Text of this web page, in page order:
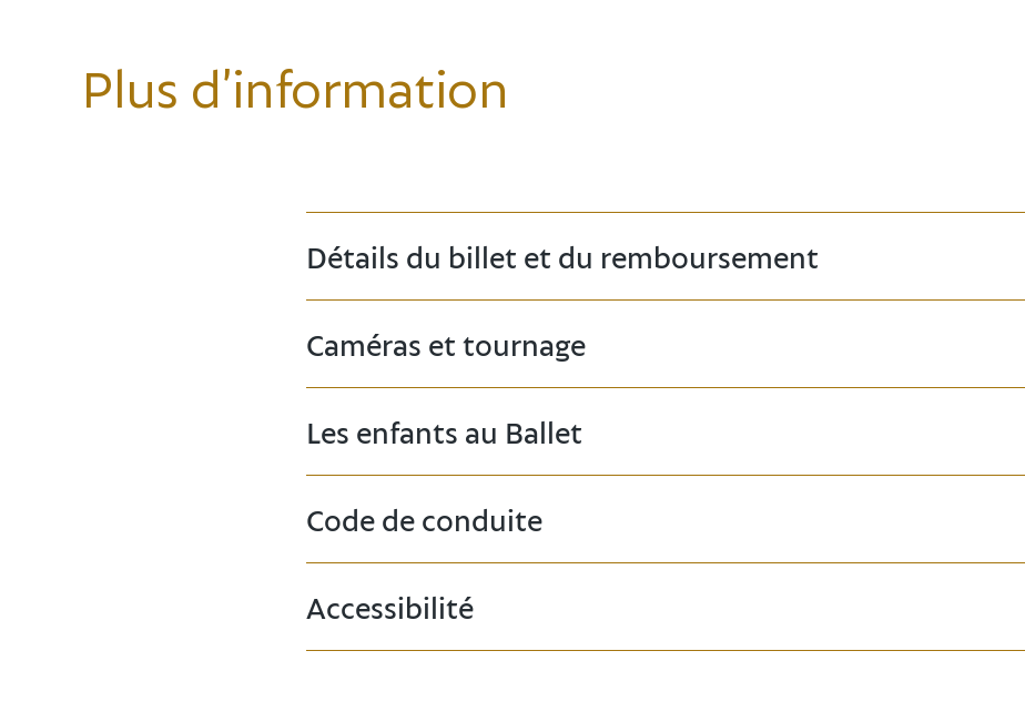
Plus d’information
Détails du billet et du remboursement
Caméras et tournage
Les enfants au Ballet
Code de conduite
Accessibilité